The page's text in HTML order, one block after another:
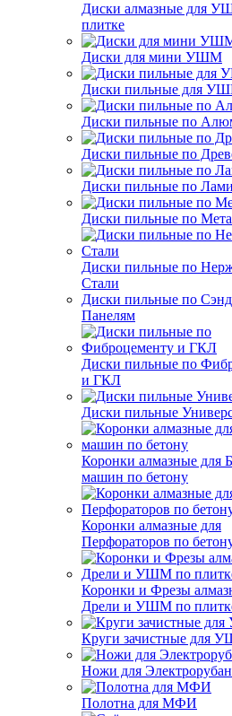
Диски алмазные для
плитке
Диски для мини УШМ
Диски пильные для
Диски пильные по
Диски пильные по
Диски пильные по
Диски пильные по
Диски пильные по
Стали
Диски пильные по
Панелям
Диски пильные по
и ГКЛ
Диски пильные
Коронки алмазные для
машин по бетону
Коронки алмазные для
Перфораторов по
Коронки и Фрезы
Дрели и УШМ по
Круги зачистные для
Ножи для
Полотна для МФИ